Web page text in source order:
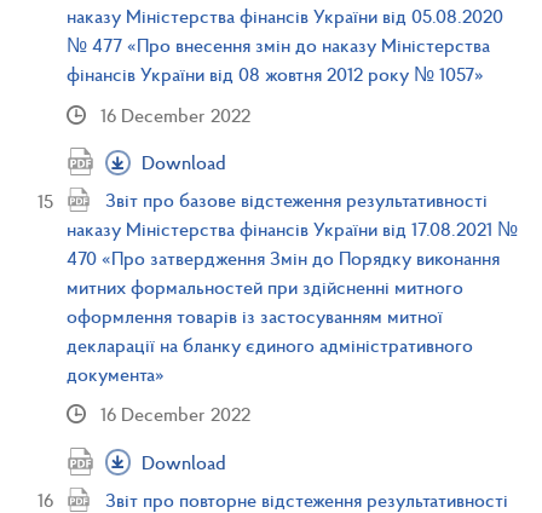
наказу Міністерства фінансів України від 05.08.2020
№ 477 «Про внесення змін до наказу Міністерства
фінансів України від 08 жовтня 2012 року № 1057»
16 December 2022
Download
Звіт про базове відстеження результативності
наказу Міністерства фінансів України від 17.08.2021 №
470 «Про затвердження Змін до Порядку виконання
митних формальностей при здійсненні митного
оформлення товарів із застосуванням митної
декларації на бланку єдиного адміністративного
документа»
16 December 2022
Download
Звіт про повторне відстеження результативності